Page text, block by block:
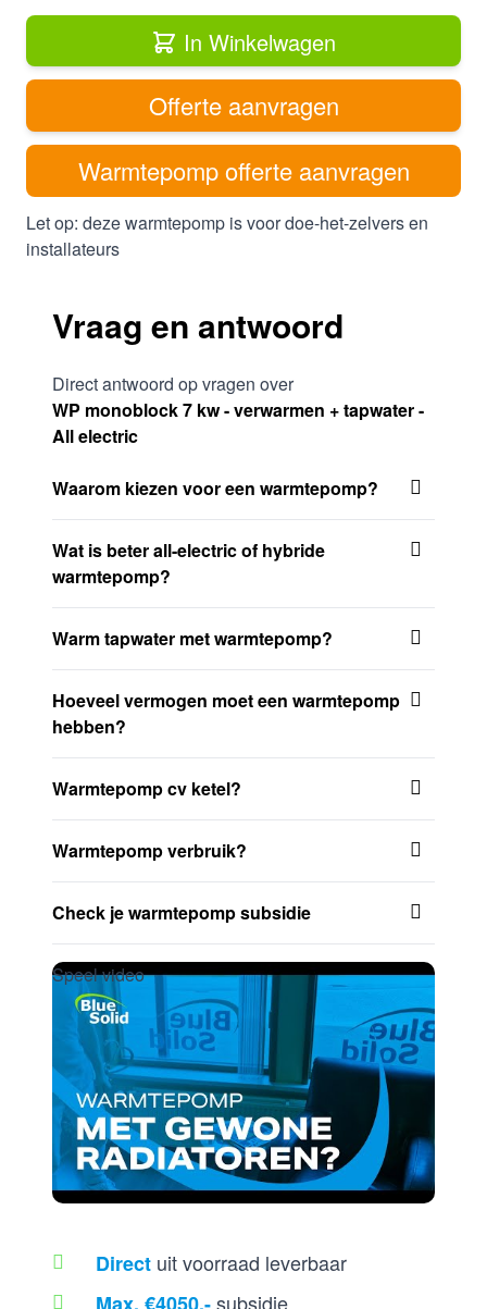
In Winkelwagen
Offerte aanvragen
Warmtepomp offerte aanvragen
Let op: deze warmtepomp is voor doe-het-zelvers en
installateurs
Vraag en antwoord
Direct antwoord op vragen over
WP monoblock 7 kw - verwarmen + tapwater -
All electric
Waarom kiezen voor een warmtepomp?
Wat is beter all-electric of hybride
warmtepomp?
Warm tapwater met warmtepomp?
Hoeveel vermogen moet een warmtepomp
hebben?
Warmtepomp cv ketel?
Warmtepomp verbruik?
Check je warmtepomp subsidie
Speel video
Direct uit voorraad leverbaar
Max. €4050,-subsidie